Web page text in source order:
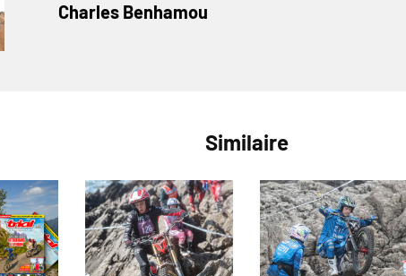
Charles Benhamou
Similaire